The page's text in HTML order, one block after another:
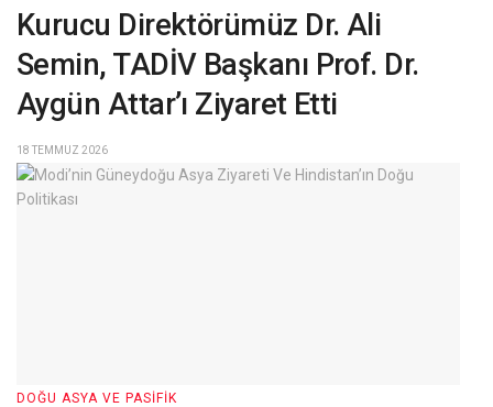
Kurucu Direktörümüz Dr. Ali
Semin, TADİV Başkanı Prof. Dr.
Aygün Attar’ı Ziyaret Etti
18 TEMMUZ 2026
DOĞU ASYA VE PASIFIK